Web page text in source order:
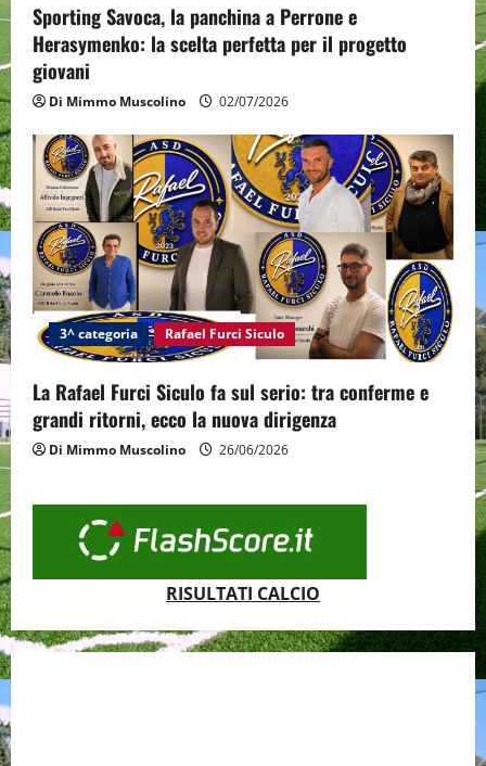
Sporting Savoca, la panchina a Perrone e
Herasymenko: la scelta perfetta per il progetto
giovani
Di Mimmo Muscolino 02/07/2026
3^ categoria Rafael Furci Siculo
La Rafael Furci Siculo fa sul serio: tra conferme e
grandi ritorni, ecco la nuova dirigenza
Di Mimmo Muscolino 26/06/2026
RISULTATI CALCIO